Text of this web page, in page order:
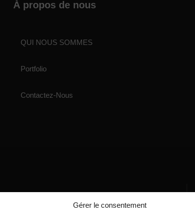
Gérer le consentement
À propos de nous
QUI NOUS SOMMES
Portfolio
Contactez-Nous
Écrivez-nous